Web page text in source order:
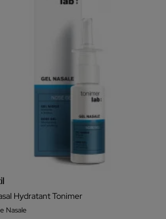
Hydratant Tonimer
Nasale